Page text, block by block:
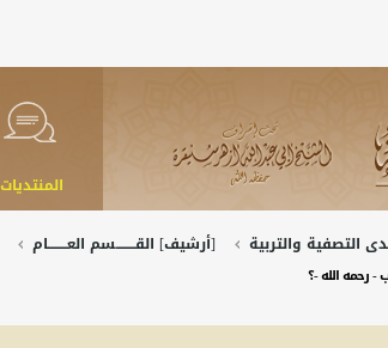
المنتديات
التصفية والتربية [أرشيف] القــــــــسم العــــــــام
رحمه الله -؟